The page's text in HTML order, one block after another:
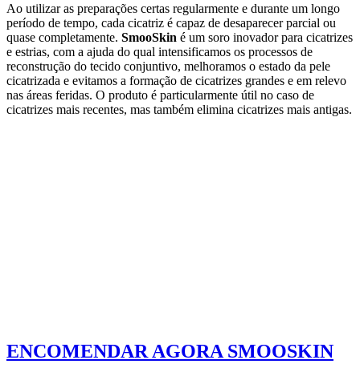
Ao utilizar as preparações certas regularmente e durante um longo
período de tempo, cada cicatriz é capaz de desaparecer parcial ou
quase completamente. SmooSkin é um soro inovador para cicatrizes
e estrias, com a ajuda do qual intensificamos os processos de
reconstrução do tecido conjuntivo, melhoramos o estado da pele
cicatrizada e evitamos a formação de cicatrizes grandes e em relevo
nas áreas feridas. O produto é particularmente útil no caso de
cicatrizes mais recentes, mas também elimina cicatrizes mais antigas.
ENCOMENDAR AGORA SMOOSKIN